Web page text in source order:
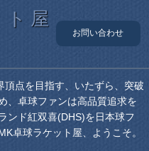
屋
お問い合わせ
点を目指す、いたずら、突破
、卓球ファンは高品質追求を
ンド紅双喜(DHS)を日本球フ
卓球ラケット屋、ようこそ。